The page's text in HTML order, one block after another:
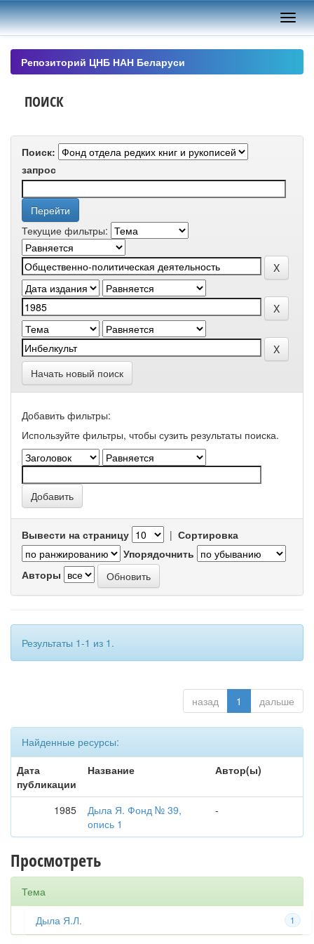
Skip
navigation
Репозиторий ЦНБ НАН Беларуси
ПОИСК
Поиск:
запрос
Текущие фильтры:
Начать новый поиск
Добавить фильтры:
Используйте фильтры, чтобы сузить результаты поиска.
Вывести на страницу | Сортировка
Упорядочнить
Авторы
Результаты 1-1 из 1.
назад 1 дальше
Найденные ресурсы:
Дата
публикации
Название Автор(ы)
1985
Дыла Я. Фонд № 39,
опись 1
-
Просмотреть
Тема
1
Дыла Я.Л.